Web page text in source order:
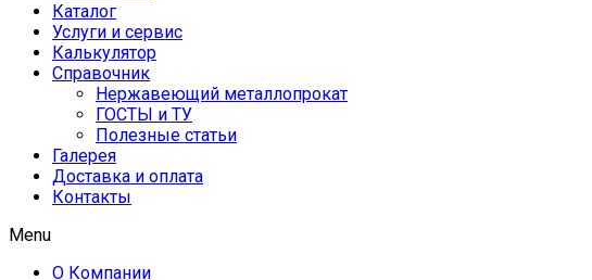
Каталог
Услуги и сервис
Калькулятор
Справочник
Нержавеющий металлопрокат
ГОСТЫ и ТУ
Полезные статьи
Галерея
Доставка и оплата
Контакты
Menu
О Компании